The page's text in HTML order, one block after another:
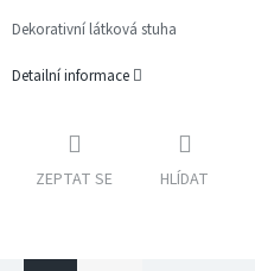
Dekorativní látková stuha
Detailní informace
ZEPTAT SE HLÍDAT